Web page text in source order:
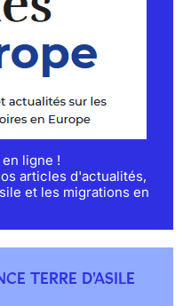
ligne !
articles d'actualités,
et les migrations en
TERRE D'ASILE